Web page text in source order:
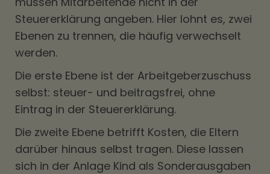
Steuererklärung angeben. Hier lohnt es, zwei
Ebenen zu trennen, die häufig verwechselt
werden.
Die erste Ebene ist der Arbeitgeberzuschuss
selbst: steuer- und beitragsfrei, ohne
Eintrag in der Steuererklärung.
Die zweite Ebene betrifft Kosten, die Eltern
darüber hinaus selbst tragen. Diese lassen
sich in der Anlage Kind als Sonderausgaben